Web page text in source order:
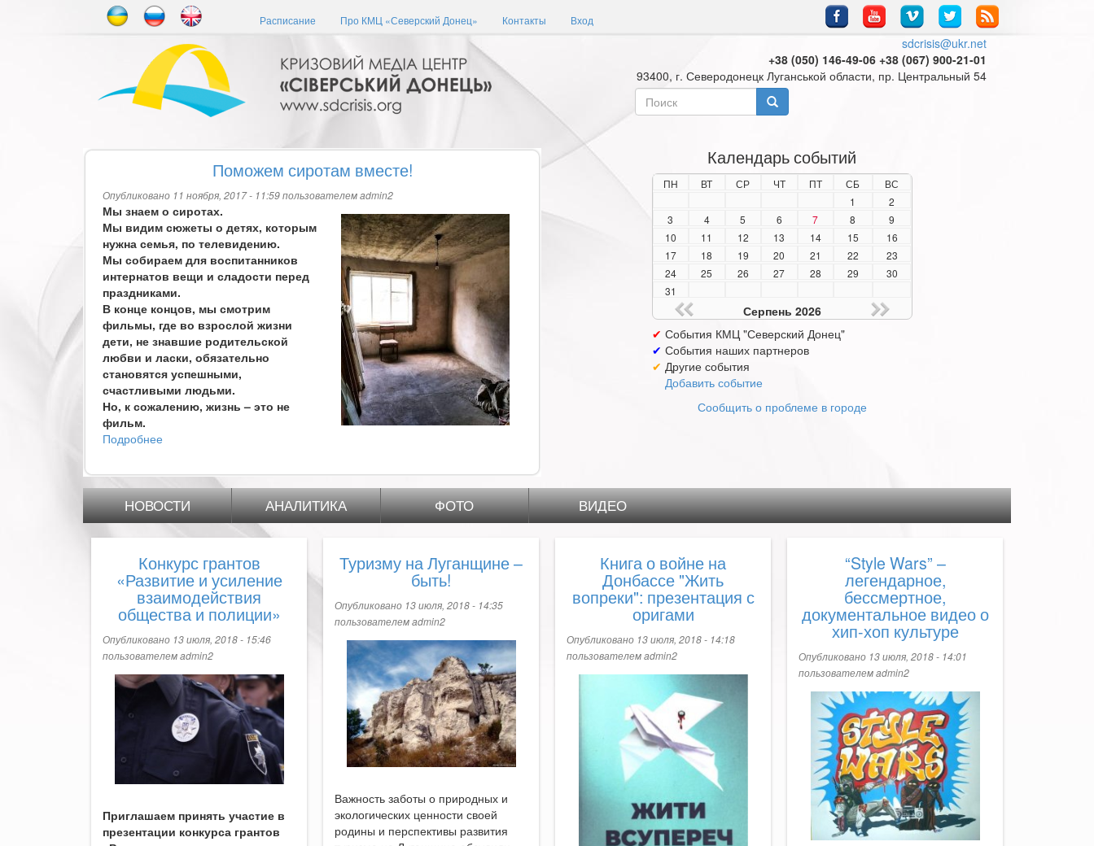
Расписание Про КМЦ «Северский Донец» Контакты Вход
sdcrisis@ukr.net
+38 (050) 146-49-06 +38 (067) 900-21-01
93400, г. Северодонецк Луганськой области, пр. Центральный 54
Форма
поиска
Поможем сиротам вместе!
Опубликовано 11 ноября, 2017 - 11:59 пользователемadmin2
Мы знаем о сиротах.
Мы видим сюжеты о детях, которым
нужна семья, по телевидению.
Мы собираем для воспитанников
интернатов вещи и сладости перед
праздниками.
В конце концов, мы смотрим
фильмы, где во взрослой жизни
дети, не знавшие родительской
любви и ласки, обязательно
становятся успешными,
счастливыми людьми.
Но, к сожалению, жизнь – это не
фильм.
Подробнее
сиротам
вместе!
Календарь событий
ПН ВТ СР ЧТ ПТ СБ
ВС
1
2
3
4 5 6 7 8
9
10
11 12 13 14 15
16
17
18 19 20 21 22
23
24
25 26 27 28 29
30
31
Серпень 2026
✔ События КМЦ "Северский Донец"
✔ События наших партнеров
✔ Другие события
Добавить событие
Сообщить о проблеме в городе
НОВОСТИ АНАЛИТИКА ФОТО ВИДЕО
Конкурс грантов
«Развитие и усиление
взаимодействия
общества и полиции»
Опубликовано 13 июля, 2018 - 15:46
пользователемadmin2
Приглашаем принять участие в
презентации конкурса грантов
Туризму на Луганщине –
быть!
Опубликовано 13 июля, 2018 - 14:35
пользователемadmin2
Важность заботы о природных и
экологических ценности своей
родины и перспективы развития
Книга о войне на
Донбассе "Жить
вопреки": презентация с
оригами
Опубликовано 13 июля, 2018 - 14:18
пользователемadmin2
“Style Wars” –
легендарное,
бессмертное,
документальное видео о
хип-хоп культуре
Опубликовано 13 июля, 2018 - 14:01
пользователемadmin2